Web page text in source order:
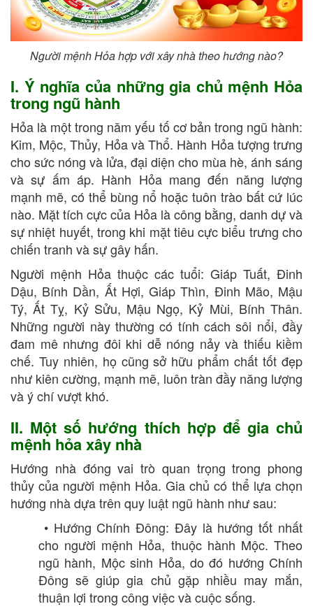
Người mệnh Hỏa hợp với xây nhà theo hướng nào?
I. Ý nghĩa của những gia chủ mệnh Hỏa
trong ngũ hành
Hỏa là một trong năm yếu tố cơ bản trong ngũ hành:
Kim, Mộc, Thủy, Hỏa và Thổ. Hành Hỏa tượng trưng
cho sức nóng và lửa, đại diện cho mùa hè, ánh sáng
và sự ấm áp. Hành Hỏa mang đến năng lượng
mạnh mẽ, có thể bùng nổ hoặc tuôn trào bất cứ lúc
nào. Mặt tích cực của Hỏa là công bằng, danh dự và
sự nhiệt huyết, trong khi mặt tiêu cực biểu trưng cho
chiến tranh và sự gây hấn.
Người mệnh Hỏa thuộc các tuổi: Giáp Tuất, Đinh
Dậu, Bính Dần, Ất Hợi, Giáp Thìn, Đinh Mão, Mậu
Tý, Ất Tỵ, Kỷ Sửu, Mậu Ngọ, Kỷ Mùi, Bính Thân.
Những người này thường có tính cách sôi nổi, đầy
đam mê nhưng đôi khi dễ nóng nảy và thiếu kiềm
chế. Tuy nhiên, họ cũng sở hữu phẩm chất tốt đẹp
như kiên cường, mạnh mẽ, luôn tràn đầy năng lượng
và ý chí vượt khó.
II. Một số hướng thích hợp để gia chủ
mệnh hỏa xây nhà
Hướng nhà đóng vai trò quan trọng trong phong
thủy của người mệnh Hỏa. Gia chủ có thể lựa chọn
hướng nhà dựa trên quy luật ngũ hành như sau:
• Hướng Chính Đông: Đây là hướng tốt nhất
cho người mệnh Hỏa, thuộc hành Mộc. Theo
ngũ hành, Mộc sinh Hỏa, do đó hướng Chính
Đông sẽ giúp gia chủ gặp nhiều may mắn,
thuận lợi trong công việc và cuộc sống.